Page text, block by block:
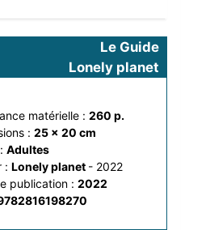
Le Guide
Lonely planet
train en Europe
indispensable pour
découvrir l'Europe
matérielle : 260 p.
: 25 x 20 cm
Adultes
: Lonely planet - 2022
publication : 2022